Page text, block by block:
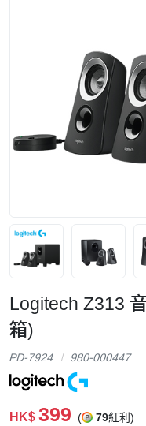
Logitech Z313
箱)
PD-7924 980-000447
HK$ 399 ( 79紅利)